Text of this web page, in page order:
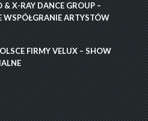
& X-RAY DANCE GROUP –
WSPÓŁGRANIE ARTYSTÓW
FIRMY VELUX – SHOW